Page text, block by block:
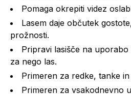
Pomaga okrepiti videz
Lasem daje občutek
prožnosti.
Pripravi lasišče na
za nego las.
Primeren za redke, tanke
Primeren za vsakodnevno